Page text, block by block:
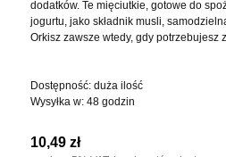
dodatków. Te mięciutkie, gotowe do
jogurtu, jako składnik musli,
Orkisz zawsze wtedy, gdy potrzebujesz
Dostępność: duża ilość
Wysyłka w: 48 godzin
10,49 zł